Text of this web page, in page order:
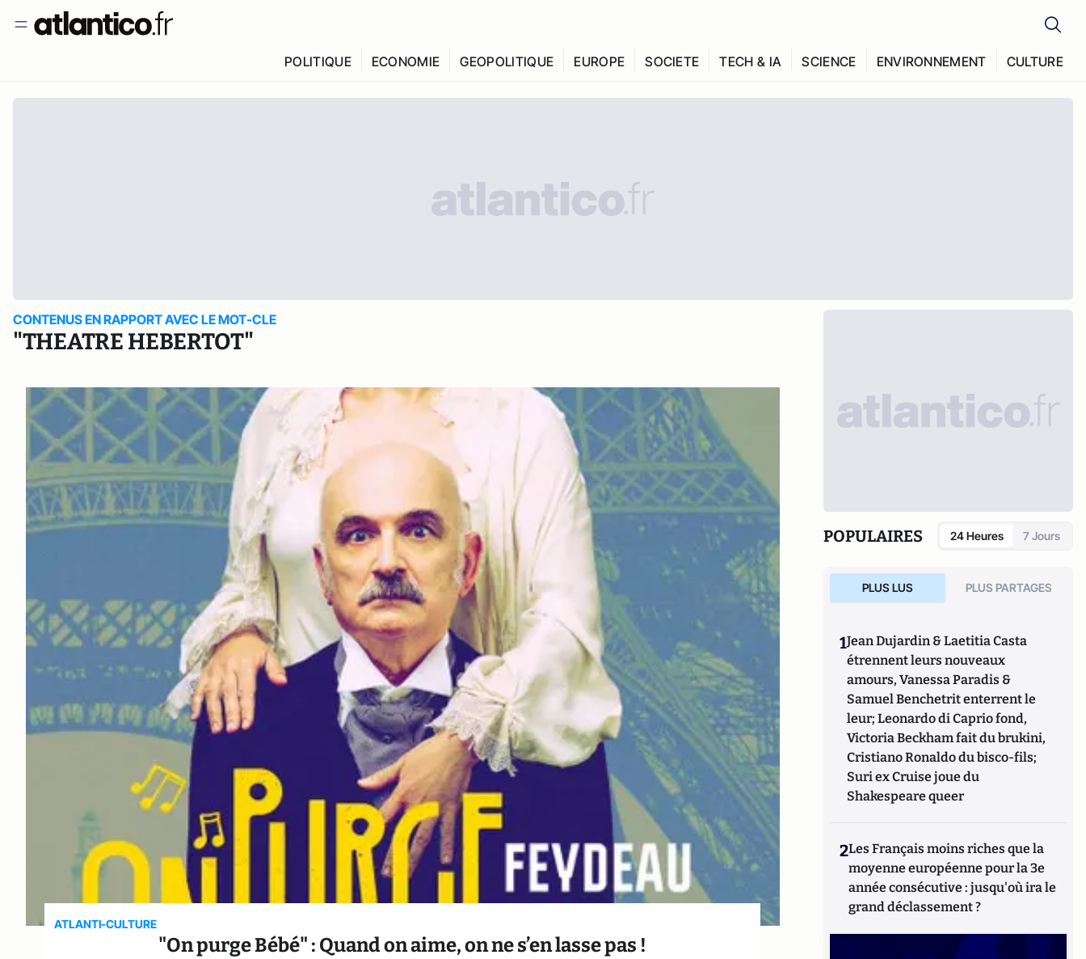
POLITIQUE ECONOMIE GEOPOLITIQUE EUROPE SOCIETE TECH & IA SCIENCE ENVIRONNEMENT CULTURE
CONTENUS EN RAPPORT AVEC LE MOT-CLE
"THEATRE HEBERTOT"
ATLANTI-CULTURE
"On purge Bébé" : Quand on aime, on ne s’en lasse pas !
POPULAIRES 24 Heures 7 Jours
PLUS LUS PLUS PARTAGES
1Jean Dujardin & Laetitia Casta
étrennent leurs nouveaux
amours, Vanessa Paradis &
Samuel Benchetrit enterrent le
leur; Leonardo di Caprio fond,
Victoria Beckham fait du brukini,
Cristiano Ronaldo du bisco-fils;
Suri ex Cruise joue du
Shakespeare queer
2Les Français moins riches que la
moyenne européenne pour la 3e
année consécutive : jusqu'où ira le
grand déclassement ?